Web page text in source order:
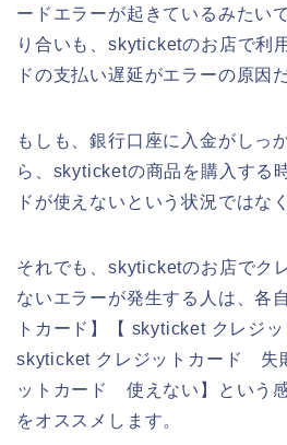
ードエラーが起きているみたい
り合いも、skyticketのお店で利
ドの支払い遅延がエラーの原因
もしも、銀行口座に入金がしっ
ら、skyticketの商品を購入する
ドが使えないという状況ではな
それでも、skyticketのお店でク
ないエラーが発生する人は、各
トカード】【 skyticket クレジ
skyticket クレジットカード 失
ットカード 使えない】という
をオススメします。